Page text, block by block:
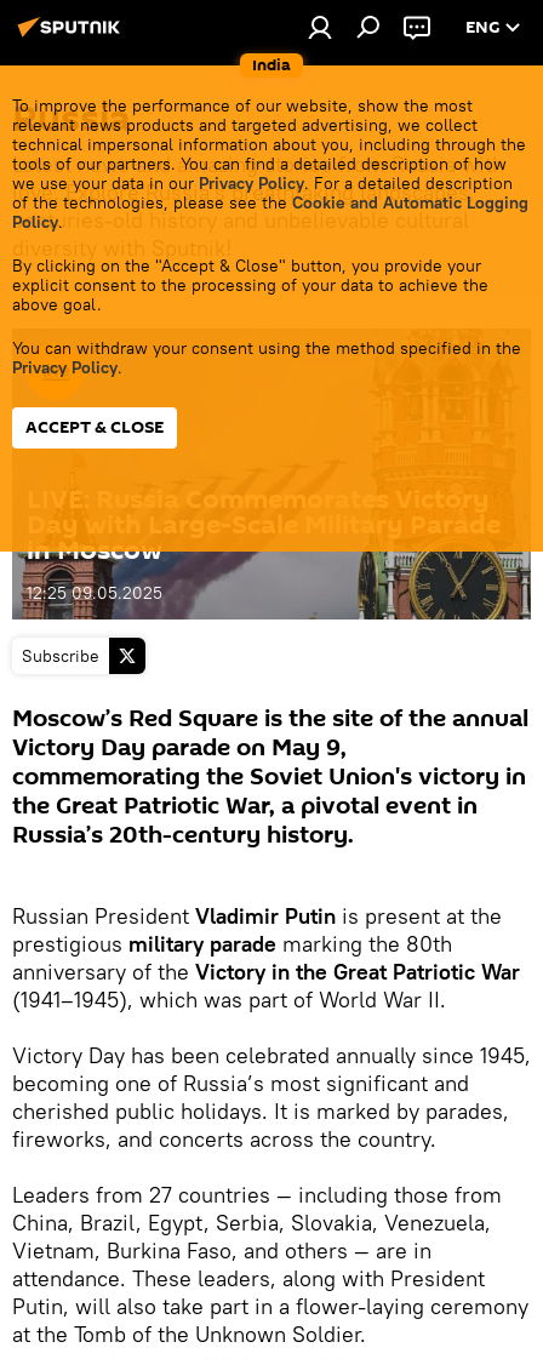
India
ENG
To improve the performance of our website, show the most
relevant news products and targeted advertising, we collect
technical impersonal information about you, including through the
tools of our partners. You can find a detailed description of how
we use your data in our Privacy Policy. For a detailed description
of the technologies, please see the Cookie and Automatic Logging
Policy.
By clicking on the "Accept & Close" button, you provide your
explicit consent to the processing of your data to achieve the
above goal.
You can withdraw your consent using the method specified in the
Privacy Policy.
ACCEPT & CLOSE
Russia
Latest news and amazing stories from Russia with
love. Explore Russia's breathtaking landscapes,
centuries-old history and unbelievable cultural
LIVE: Russia Commemorates Victory
Day with Large-Scale Military Parade
in Moscow
12:25 09.05.2025
Subscribe
Moscow’s Red Square is the site of the annual
Victory Day parade on May 9,
commemorating the Soviet Union's victory in
the Great Patriotic War, a pivotal event in
Russia’s 20th-century history.
Russian President Vladimir Putin is present at the
prestigious military parade marking the 80th
anniversary of the Victory in the Great Patriotic War
(1941–1945), which was part of World War II.
Victory Day has been celebrated annually since 1945,
becoming one of Russia’s most significant and
cherished public holidays. It is marked by parades,
fireworks, and concerts across the country.
Leaders from 27 countries — including those from
China, Brazil, Egypt, Serbia, Slovakia, Venezuela,
Vietnam, Burkina Faso, and others — are in
attendance. These leaders, along with President
Putin, will also take part in a flower-laying ceremony
at the Tomb of the Unknown Soldier.